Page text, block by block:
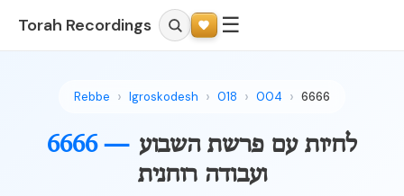
Torah Recordings ☰
Rebbe Igroskodesh 018 004 6666
6666 — לחיות עם פרשת השבוע
ועבודה רוחנית